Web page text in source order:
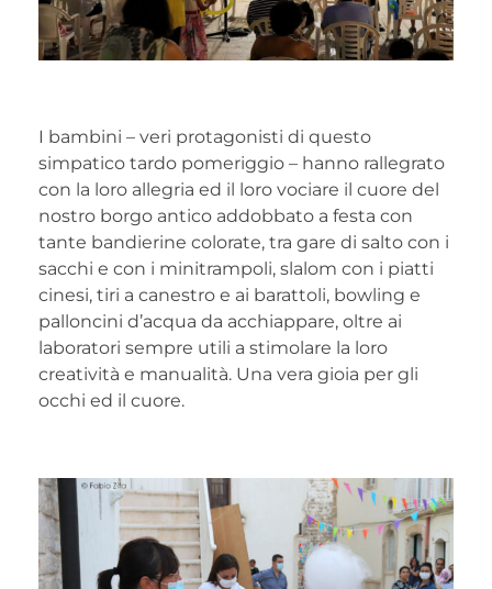
I bambini – veri protagonisti di questo
simpatico tardo pomeriggio – hanno rallegrato
con la loro allegria ed il loro vociare il cuore del
nostro borgo antico addobbato a festa con
tante bandierine colorate, tra gare di salto con i
sacchi e con i minitrampoli, slalom con i piatti
cinesi, tiri a canestro e ai barattoli, bowling e
palloncini d’acqua da acchiappare, oltre ai
laboratori sempre utili a stimolare la loro
creatività e manualità. Una vera gioia per gli
occhi ed il cuore.